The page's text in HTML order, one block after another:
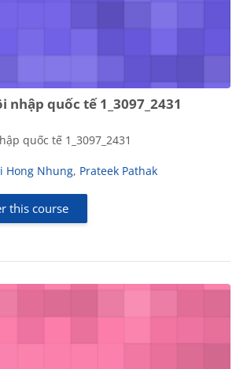
nhập quốc tế 1_3097_2431
quốc tế 1_3097_2431
Hong Nhung, Prateek Pathak
this course